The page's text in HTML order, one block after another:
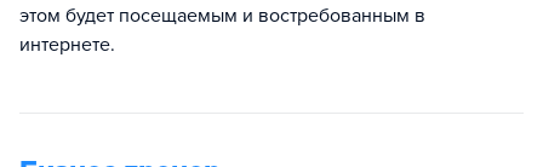
этом будет посещаемым и востребованным в
интернете.